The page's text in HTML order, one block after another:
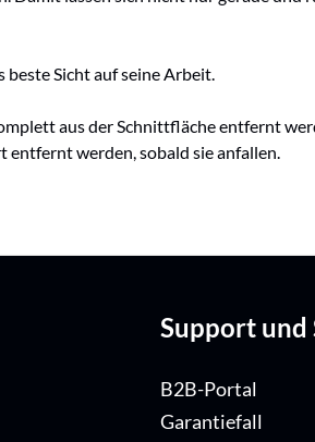
Sicht auf seine Arbeit.
aus der Schnittfläche entfernt
entfernt werden, sobald sie anfallen.
Support und
B2B-Portal
Garantiefall